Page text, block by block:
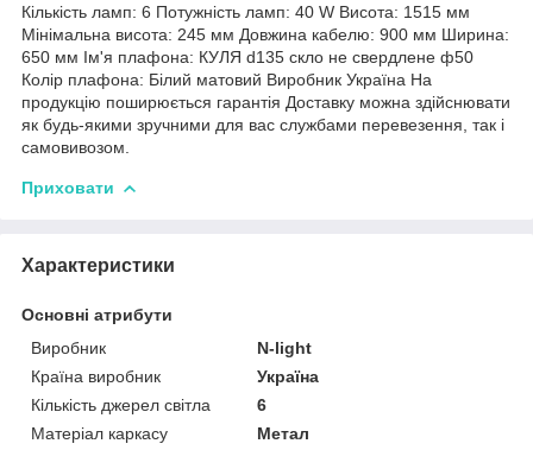
Кількість ламп: 6 Потужність ламп: 40 W Висота: 1515 мм
Мінімальна висота: 245 мм Довжина кабелю: 900 мм Ширина:
650 мм Ім'я плафона: КУЛЯ d135 скло не свердлене ф50
Колір плафона: Білий матовий Виробник Україна На
продукцію поширюється гарантія Доставку можна здійснювати
як будь-якими зручними для вас службами перевезення, так і
самовивозом.
Приховати
Характеристики
Основні атрибути
Виробник
N-light
Країна виробник
Україна
Кількість джерел світла
6
Матеріал каркасу
Метал